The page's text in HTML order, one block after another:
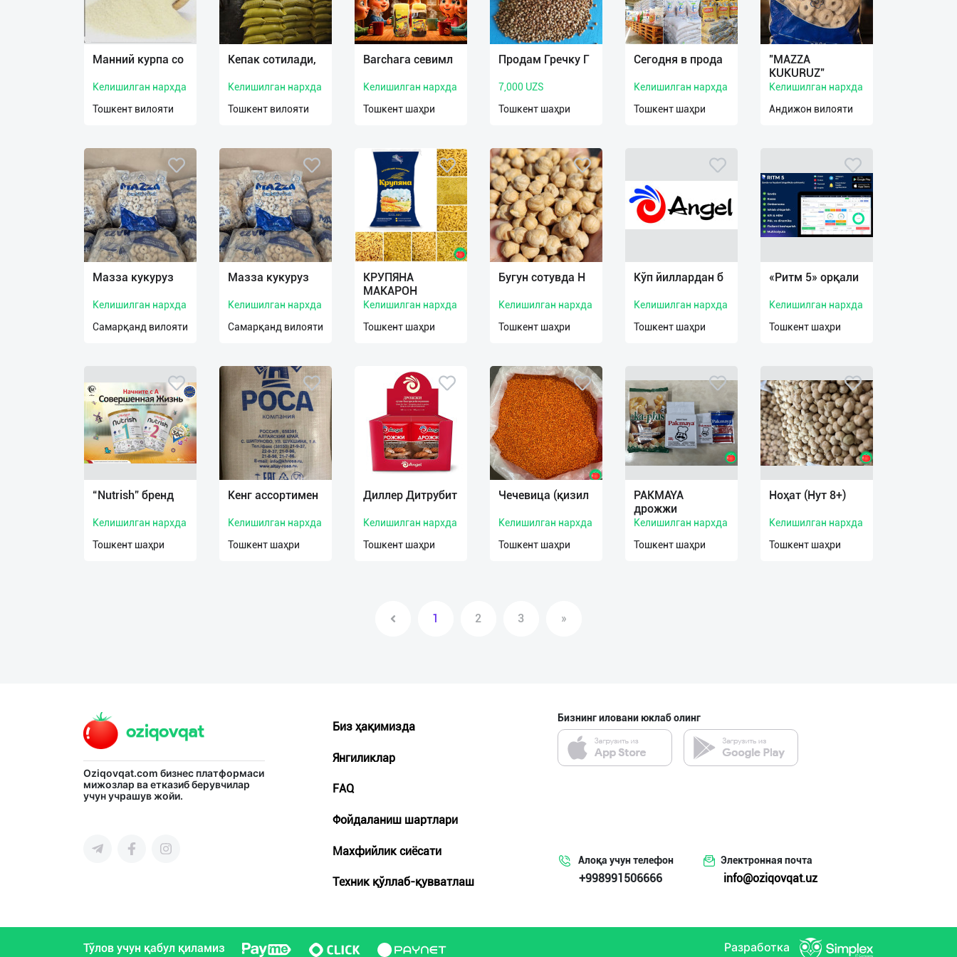
Манний курпа со
Келишилган нархда
Тошкент вилояти
Кепак сотилади,
Келишилган нархда
Тошкент вилояти
Barchага севимл
Келишилган нархда
Тошкент шаҳри
Продам Гречку Г
7,000 UZS
Тошкент шаҳри
Сегодня в прода
Келишилган нархда
Тошкент шаҳри
"MAZZA
KUKURUZ"
Келишилган нархда
Андижон вилояти
Мазза кукуруз
Келишилган нархда
Самарқанд вилояти
Мазза кукуруз
Келишилган нархда
Самарқанд вилояти
КРУПЯНА
МАКАРОН
Келишилган нархда
Тошкент шаҳри
Бугун сотувда Н
Келишилган нархда
Тошкент шаҳри
Кўп йиллардан б
Келишилган нархда
Тошкент шаҳри
«Ритм 5» орқали
Келишилган нархда
Тошкент шаҳри
“Nutrish” бренд
Келишилган нархда
Тошкент шаҳри
Кенг ассортимен
Келишилган нархда
Тошкент шаҳри
Диллер Дитрубит
Келишилган нархда
Тошкент шаҳри
Чечевица (қизил
Келишилган нархда
Тошкент шаҳри
PAKMAYA
дрожжи
Келишилган нархда
Тошкент шаҳри
Ноҳат (Нут 8+)
Келишилган нархда
Тошкент шаҳри
1 2 3 »
Oziqovqat.com бизнес платформаси
мижозлар ва етказиб берувчилар
учун учрашув жойи.
Биз ҳақимизда
Янгиликлар
FAQ
Фойдаланиш шартлари
Махфийлик сиёсати
Техник қўллаб-қувватлаш
Бизнинг иловани юклаб олинг
Алоқа учун телефон
+998991506666
Электронная почта
info@oziqovqat.uz
Тўлов учун қабул қиламиз Разработка